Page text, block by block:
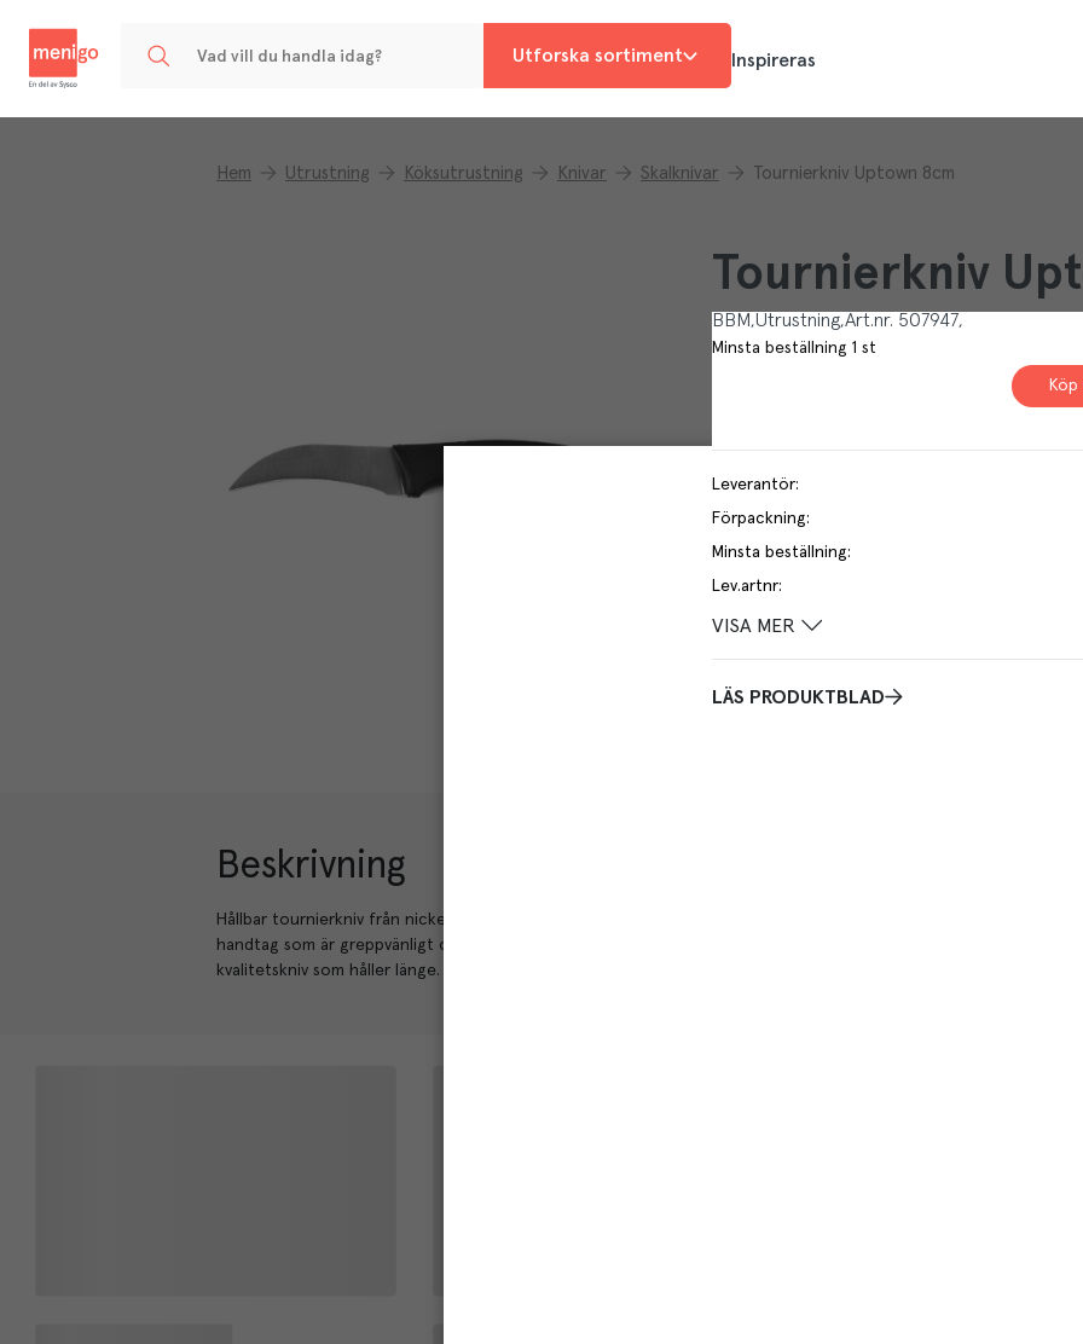
Utforska sortiment Inspireras
Hem Utrustning Köksutrustning Knivar Skalknivar Tournierkniv Uptown 8cm
Tournierkniv
BBM Utrustning Art.nr. 507947
Minsta beställning 1 st
Köp
Leverantör:
Förpackning:
Minsta beställning:
Lev.artnr:
VISA MER
LÄS PRODUKTBLAD
Beskrivning
Hållbar tournierkniv från nickelfria serien Uptown i av molybdenum vanadium stål med ett PP
handtag som är greppvänligt och lätt att rengöra. Stålets har en hårdhetsgrad HRC 56, en bra
kvalitetskniv som håller länge.